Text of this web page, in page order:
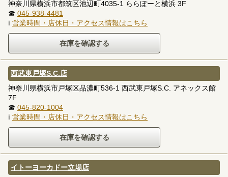
神奈川県横浜市都筑区池辺町4035-1 ららぽーと横浜 3F
☎ 045-938-4481
ℹ 営業時間・店休日・アクセス情報はこちら
西武東戸塚S.C.店
神奈川県横浜市戸塚区品濃町536-1 西武東戸塚S.C. アネックス館
7F
☎ 045-820-1004
ℹ 営業時間・店休日・アクセス情報はこちら
イトーヨーカドー立場店